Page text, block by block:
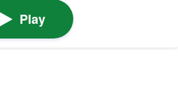
Play